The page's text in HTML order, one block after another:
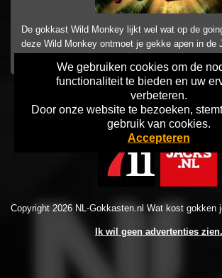
We gebruiken cookies om de
functionaliteit te bieden en uw
verbeteren.
Door onze website te bezoeken,
gebruik van cookies.
Accepteren
De gokkast Wild Monkey lijkt wel wat op de
deze Wild Monkey ontmoet je gekke apen in de
Home Disclaimer Info
Copyright 2026 NL-Gokkasten.nl Wat kost gokken
Ik wil geen advertenties zien.